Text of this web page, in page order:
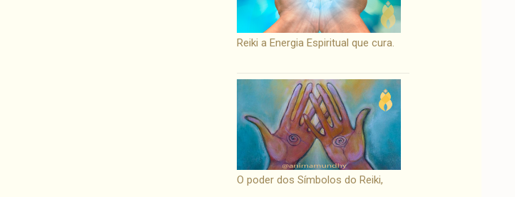
Reiki a Energia Espiritual que cura.
O poder dos Símbolos do Reiki,